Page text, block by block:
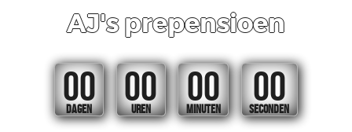
AJ's prepensioen
00
DAGEN
00
UREN
00
MINUTEN
00
SECONDEN